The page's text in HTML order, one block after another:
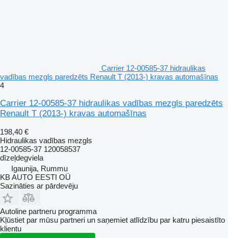
Carrier 12-00585-37 hidraulikas
vadības mezgls paredzēts Renault T (2013-) kravas automašīnas
4
Carrier 12-00585-37 hidraulikas vadības mezgls paredzēts
Renault T (2013-) kravas automašīnas
198,40 €
Hidraulikas vadības mezgls
12-00585-37 120058537
dīzeļdegviela
Igaunija, Rummu
KB AUTO EESTI OÜ
Sazināties ar pārdevēju
Autoline partneru programma
Kļūstiet par mūsu partneri un saņemiet atlīdzību par katru piesaistīto
klientu